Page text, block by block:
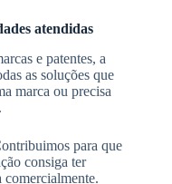
atendidas
e patentes, a
as soluções que
marca ou precisa
para que
consiga ter
comercialmente.